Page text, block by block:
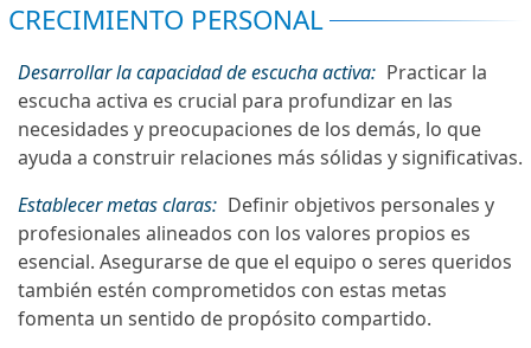
CRECIMIENTO PERSONAL
Desarrollar la capacidad de escucha activa: Practicar la
escucha activa es crucial para profundizar en las
necesidades y preocupaciones de los demás, lo que
ayuda a construir relaciones más sólidas y significativas.
Establecer metas claras: Definir objetivos personales y
profesionales alineados con los valores propios es
esencial. Asegurarse de que el equipo o seres queridos
también estén comprometidos con estas metas
fomenta un sentido de propósito compartido.